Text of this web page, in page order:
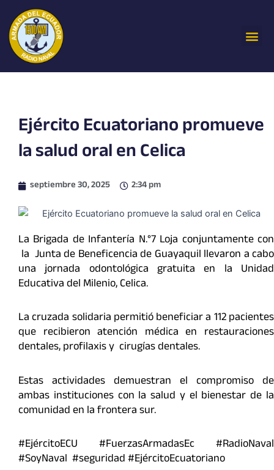
contenido
Ejército Ecuatoriano promueve
la salud oral en Celica
septiembre 30, 2025 2:34 pm
La Brigada de Infantería N.°7 Loja conjuntamente con
la Junta de Beneficencia de Guayaquil llevaron a cabo
una jornada odontológica gratuita en la Unidad
Educativa del Milenio, Celica.
La cruzada solidaria permitió beneficiar a 112 pacientes
que recibieron atención médica en restauraciones
dentales, profilaxis y cirugías dentales.
Estas actividades demuestran el compromiso de
ambas instituciones con la salud y el bienestar de la
comunidad en la frontera sur.
#EjércitoECU #FuerzasArmadasEc #RadioNaval
#SoyNaval #seguridad #EjércitoEcuatoriano